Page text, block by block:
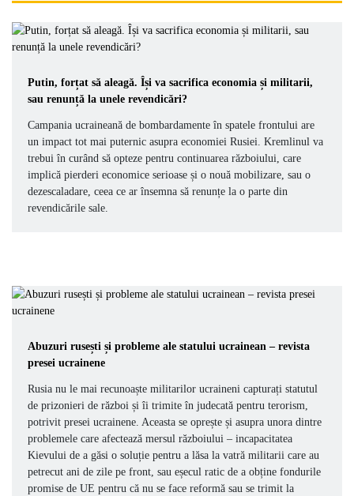
Putin, forțat să aleagă. Își va sacrifica economia și militarii,
sau renunță la unele revendicări?
Campania ucraineană de bombardamente în spatele frontului are
un impact tot mai puternic asupra economiei Rusiei. Kremlinul va
trebui în curând să opteze pentru continuarea războiului, care
implică pierderi economice serioase și o nouă mobilizare, sau o
dezescaladare, ceea ce ar însemna să renunțe la o parte din
revendicările sale.
Abuzuri rusești și probleme ale statului ucrainean – revista
presei ucrainene
Rusia nu le mai recunoaște militarilor ucraineni capturați statutul
de prizonieri de război și îi trimite în judecată pentru terorism,
potrivit presei ucrainene. Aceasta se oprește și asupra unora dintre
problemele care afectează mersul războiului – incapacitatea
Kievului de a găsi o soluție pentru a lăsa la vatră militarii care au
petrecut ani de zile pe front, sau eșecul ratic de a obține fondurile
promise de UE pentru că nu se face reformă sau se trimit la